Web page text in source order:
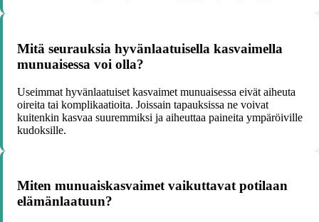
Mitä seurauksia hyvänlaatuisella kasvaimella
munuaisessa voi olla?
Useimmat hyvänlaatuiset kasvaimet munuaisessa eivät aiheuta
oireita tai komplikaatioita. Joissain tapauksissa ne voivat
kuitenkin kasvaa suuremmiksi ja aiheuttaa paineita ympäröiville
kudoksille.
Miten munuaiskasvaimet vaikuttavat potilaan
elämänlaatuun?